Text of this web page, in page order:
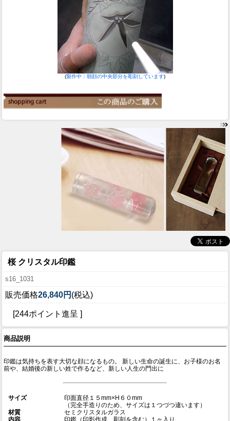
(製作中：朝顔の中央部分を彫刻しています)
桜 クリスタル印鑑
s16_1031
販売価格26,840円 (税込)
[244ポイント進呈 ]
商品説明
印鑑は気持ちを表す大切な顔になるもの。 新しい生命の誕生に、お子様のお名
前や、結婚後の新しい姓で作るなど、新しい人生の門出に
サイズ
印面直径１５mm×H６０mm
（完全手造りのため、サイズは１つづつ違います）
材質
セミクリスタルガラス
内容
印鑑（印影作成、彫刻を含む）１ヶ入り